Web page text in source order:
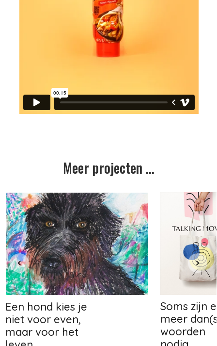
Meer projecten ...
Een hond kies je
niet voor even,
maar voor het
Soms zijn
meer
woorden